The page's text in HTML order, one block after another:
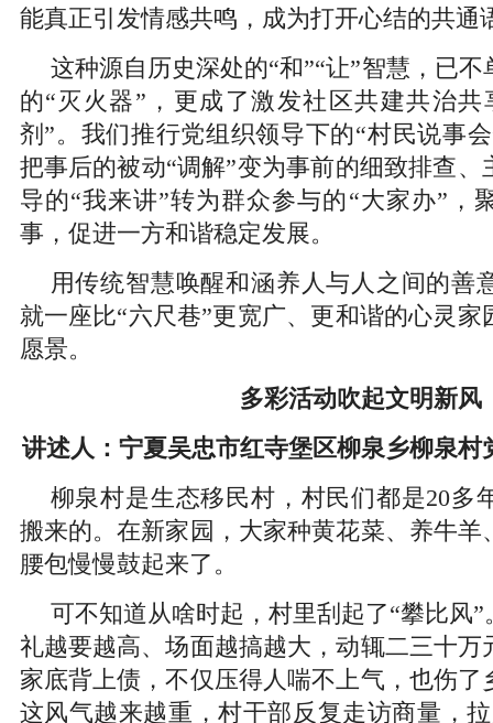
能真正引发情感共鸣，成为打开心结的共通
这种源自历史深处的“和”“让”智慧，已
的“灭火器”，更成了激发社区共建共治共
剂”。我们推行党组织领导下的“村民说事
把事后的被动“调解”变为事前的细致排查、
导的“我来讲”转为群众参与的“大家办”，
事，促进一方和谐稳定发展。
用传统智慧唤醒和涵养人与人之间的善
就一座比“六尺巷”更宽广、更和谐的心灵家
愿景。
多彩活动吹起文明新风
讲述人：宁夏吴忠市红寺堡区柳泉乡柳泉
柳泉村是生态移民村，村民们都是20多
搬来的。在新家园，大家种黄花菜、养牛羊
腰包慢慢鼓起来了。
可不知道从啥时起，村里刮起了“攀比风
礼越要越高、场面越搞越大，动辄二三十万
家底背上债，不仅压得人喘不上气，也伤了
这风气越来越重，村干部反复走访商量，